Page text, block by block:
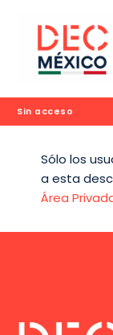
Sin acceso
Sólo los
a esta
Área